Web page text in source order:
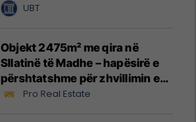
UBT
Objekt 2475m² me qira në
Sllatinë të Madhe – hapësirë e
përshtatshme për zhvillimin e
biznesit #16068
Pro Real Estate